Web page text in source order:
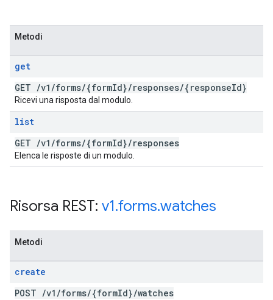
Metodi
get
GET /v1 /forms/{formId}/responses/{responseId}
Ricevi una risposta dal modulo.
list
GET /v1 /forms/{formId}/responses
Elenca le risposte di un modulo.
Risorsa REST: v1.forms.watches
Metodi
create
POST /v1 /forms/{formId}/watches